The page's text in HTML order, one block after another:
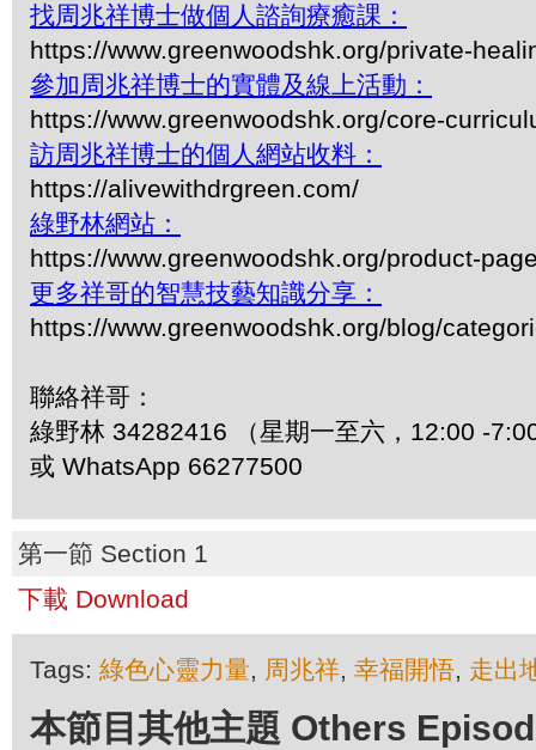
找周兆祥博士做個人諮詢療癒課：
https://www.greenwoodshk.org/private-
參加周兆祥博士的實體及線上活動：
https://www.greenwoodshk.org/core-
訪周兆祥博士的個人網站收料：
https://alivewithdrgreen.com/
綠野林網站：
https://www.greenwoodshk.org/product-
更多祥哥的智慧技藝知識分享：
https://www.greenwoodshk.org/blog/
聯絡祥哥：
綠野林 34282416 （星期一至六，12:00 -
或 WhatsApp 66277500
第一節 Section 1
下載 Download
Tags: 綠色心靈力量, 周兆祥, 幸福開悟, 走出
本節目其他主題 Others